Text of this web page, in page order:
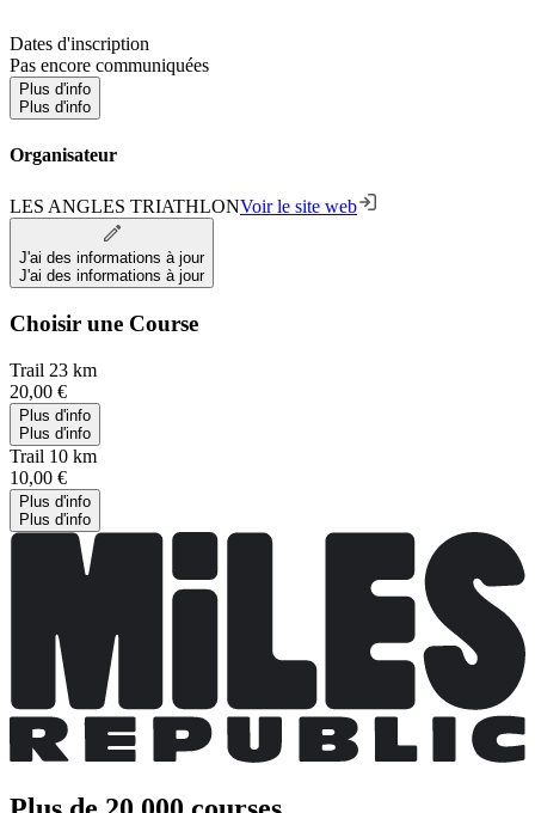
Dates d'inscription
Pas encore communiquées
Plus d'info
Plus d'info
Organisateur
LES ANGLES TRIATHLONVoir le site web
J'ai des informations à jour
J'ai des informations à jour
Choisir une Course
Trail 23 km
20,00 €
Plus d'info
Plus d'info
Trail 10 km
10,00 €
Plus d'info
Plus d'info